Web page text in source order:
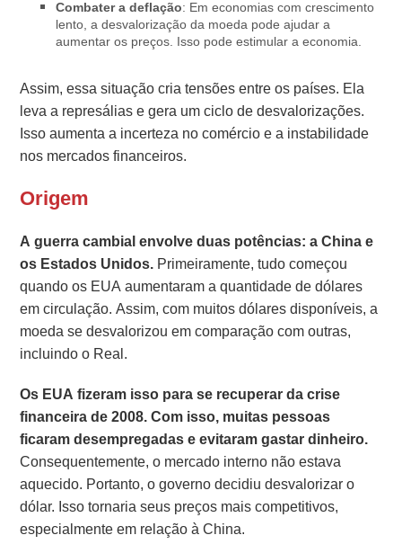
Combater a deflação: Em economias com crescimento
lento, a desvalorização da moeda pode ajudar a
aumentar os preços. Isso pode estimular a economia.
Assim, essa situação cria tensões entre os países. Ela
leva a represálias e gera um ciclo de desvalorizações.
Isso aumenta a incerteza no comércio e a instabilidade
nos mercados financeiros.
Origem
A guerra cambial envolve duas potências: a China e
os Estados Unidos. Primeiramente, tudo começou
quando os EUA aumentaram a quantidade de dólares
em circulação. Assim, com muitos dólares disponíveis, a
moeda se desvalorizou em comparação com outras,
incluindo o Real.
Os EUA fizeram isso para se recuperar da crise
financeira de 2008. Com isso, muitas pessoas
ficaram desempregadas e evitaram gastar dinheiro.
Consequentemente, o mercado interno não estava
aquecido. Portanto, o governo decidiu desvalorizar o
dólar. Isso tornaria seus preços mais competitivos,
especialmente em relação à China.